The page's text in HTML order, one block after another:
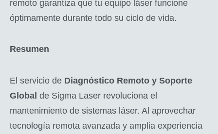
remoto garantiza que tu equipo láser funcione
óptimamente durante todo su ciclo de vida.
Resumen
El servicio de Diagnóstico Remoto y Soporte
Global de Sigma Laser revoluciona el
mantenimiento de sistemas láser. Al aprovechar
tecnología remota avanzada y amplia experiencia